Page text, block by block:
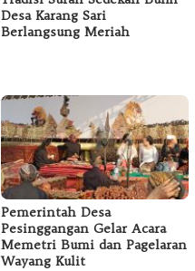
Desa Karang Sari
Berlangsung Meriah
Pemerintah Desa
Pesinggangan Gelar Acara
Memetri Bumi dan Pagelaran
Wayang Kulit